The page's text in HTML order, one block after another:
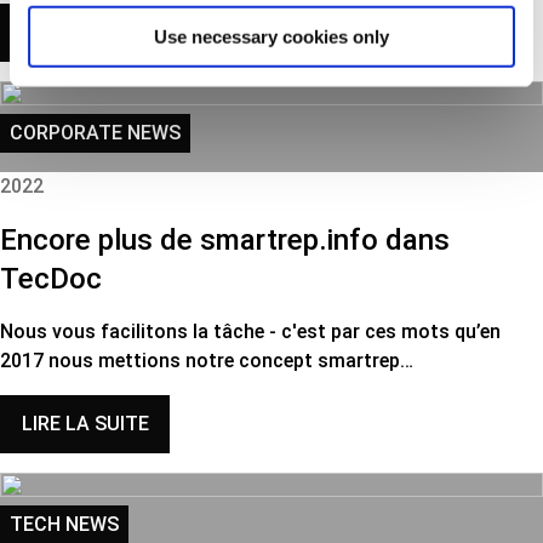
Use necessary cookies only
CORPORATE NEWS
2022
Encore plus de smartrep.info dans
TecDoc
Nous vous facilitons la tâche - c'est par ces mots qu’en
2017 nous mettions notre concept smartrep…
LIRE LA SUITE
TECH NEWS